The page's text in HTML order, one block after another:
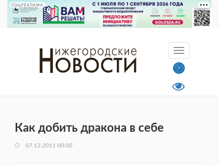
СОЦРЕКЛАМА
Как добить дракона в себе
07.12.2011 00:00